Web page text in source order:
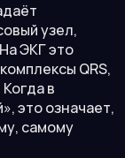
узел,
ЭКГ это
QRS,
в
это означает,
самому